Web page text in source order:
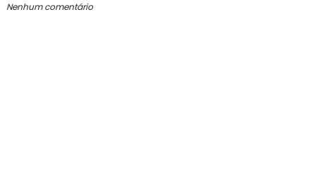
Nenhum comentário